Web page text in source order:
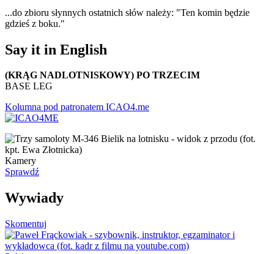
...do zbioru słynnych ostatnich słów należy: "Ten komin będzie
gdzieś z boku."
Say it in English
(KRĄG NADLOTNISKOWY) PO TRZECIM
BASE LEG
Kolumna pod patronatem ICAO4.me
Kamery
Sprawdź
Wywiady
Skomentuj